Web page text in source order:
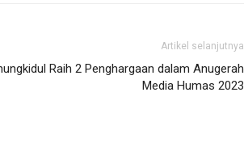
Artikel selanjutnya
Raih 2 Penghargaan dalam Anugerah
Media Humas 2023